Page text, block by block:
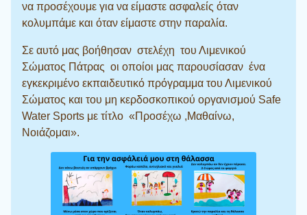
να προσέχουμε για να είμαστε ασφαλείς όταν
κολυμπάμε και όταν είμαστε στην παραλία.
Σε αυτό μας βοήθησαν στελέχη του Λιμενικού
Σώματος Πάτρας οι οποίοι μας παρουσίασαν ένα
εγκεκριμένο εκπαιδευτικό πρόγραμμα του Λιμενικού
Σώματος και του μη κερδοσκοπικού οργανισμού Safe
Water Sports με τίτλο «Προσέχω ,Μαθαίνω,
Νοιάζομαι».